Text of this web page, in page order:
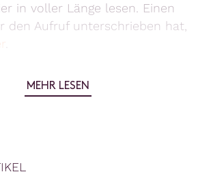
in voller Länge lesen. Einen
den Aufruf unterschrieben hat,
MEHR LESEN